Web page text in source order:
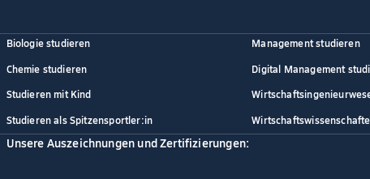
Biologie studieren
Chemie studieren
Studieren mit Kind
Studieren als Spitzensportler:in
Management studieren
Digital Management
Unsere Auszeichnungen und Zertifizierungen: